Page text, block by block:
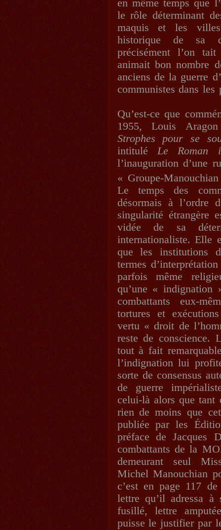
en même temps que
le rôle déterminant
maquis et les
historique de sa
précisément l’on
animait bon nombre
anciens de la guerre
communistes dans les
Qu’est-ce que
1955, Louis
Strophes pour se
intitulé Le Roman
l’inauguration d’une
« Groupe-
Le temps des
désormais à l’ordre
singularité étrangère
vidée de sa
internationaliste. Elle
que les institutions
termes
parfois même
qu’une « indignation
combattants eux-
tortures et
vertu « droit de
reste de conscience.
tout à fait
l’indignation lui
sorte de consensus
de guerre
celui-là alors que tant
rien de moins que
publiée par les
préface de Jacques
combattants de la
demeurant seul
Michel Manouchian
c’est en page 117
lettre qu’il adressa à
fusillé, lettre
puisse le justifier par